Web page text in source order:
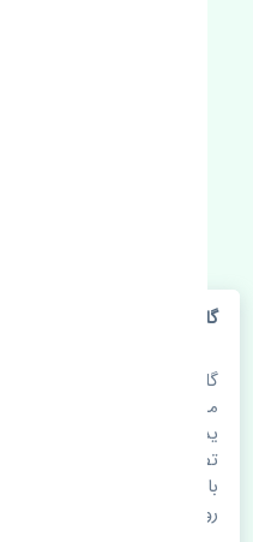
گلگیر جلو چپ دوو سیلو تایوان
گلگیر جلو چپ دوو سیلو
مسافت مستحلک می شوند.
یدکی اتومبیل مستحلک
تصادفات و حوادث نیز می
باشد. خودرو مجموعه ای
روی قطعه یا قطعات دیگر تاثیر